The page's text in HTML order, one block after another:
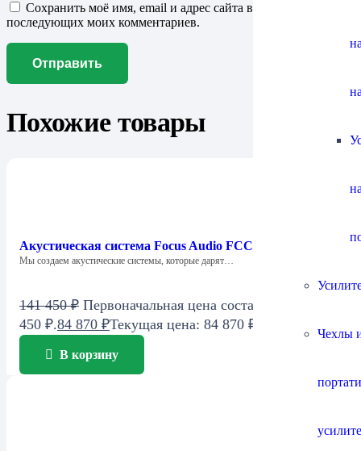
Чехлы
Сохранить моё имя, email и адрес сайта в этом браузере для
последующих моих комментариев.
Похожие товары
Акустическая система Focus Audio FCC 1 SE Center
Мы создаем акустические системы, которые дарят…
141 450₽ Первоначальная цена составляла 141
450 ₽.84 870 ₽Текущая цена: 84 870 ₽.
В корзину